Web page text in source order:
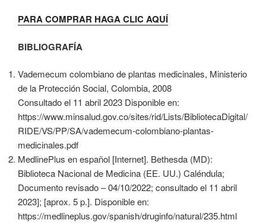
PARA COMPRAR HAGA CLIC AQUÍ
BIBLIOGRAFÍA
Vademecum colombiano de plantas medicinales, Ministerio
de la Protección Social, Colombia, 2008
Consultado el 11 abril 2023 Disponible en:
https://www.minsalud.gov.co/sites/rid/Lists/BibliotecaDigital/
RIDE/VS/PP/SA/vademecum-colombiano-plantas-
medicinales.pdf
MedlinePlus en español [Internet]. Bethesda (MD):
Biblioteca Nacional de Medicina (EE. UU.) Caléndula;
Documento revisado – 04/10/2022; consultado el 11 abril
2023]; [aprox. 5 p.]. Disponible en:
https://medlineplus.gov/spanish/druginfo/natural/235.html